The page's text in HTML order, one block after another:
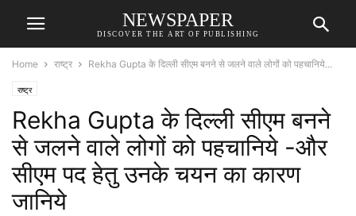
NEWSPAPER
DISCOVER THE ART OF PUBLISHING
Home राष्ट्र Rekha Gupta के दिल्ली सीएम बनने से जलने वाले लोगों को पहचानिये...
राष्ट्र
Rekha Gupta के दिल्ली सीएम बनने
से जलने वाले लोगों को पहचानिये -और
सीएम पद हेतु उनके चयन का कारण
जानिये